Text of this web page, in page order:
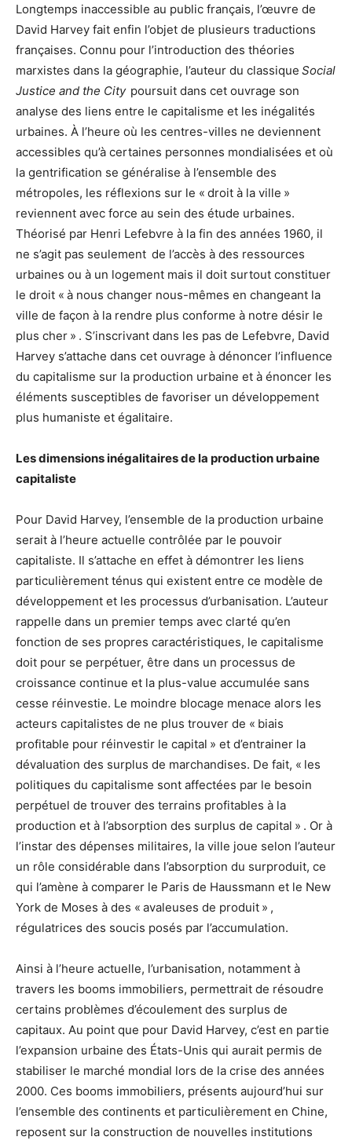
Longtemps inaccessible au public français, l’œuvre de
David Harvey fait enfin l’objet de plusieurs traductions
françaises. Connu pour l’introduction des théories
marxistes dans la géographie, l’auteur du classique Social
Justice and the City poursuit dans cet ouvrage son
analyse des liens entre le capitalisme et les inégalités
urbaines. À l’heure où les centres-villes ne deviennent
accessibles qu’à certaines personnes mondialisées et où
la gentrification se généralise à l’ensemble des
métropoles, les réflexions sur le « droit à la ville »
reviennent avec force au sein des étude urbaines.
Théorisé par Henri Lefebvre à la fin des années 1960, il
ne s’agit pas seulement de l’accès à des ressources
urbaines ou à un logement mais il doit surtout constituer
le droit « à nous changer nous-mêmes en changeant la
ville de façon à la rendre plus conforme à notre désir le
plus cher » . S’inscrivant dans les pas de Lefebvre, David
Harvey s’attache dans cet ouvrage à dénoncer l’influence
du capitalisme sur la production urbaine et à énoncer les
éléments susceptibles de favoriser un développement
plus humaniste et égalitaire.
Les dimensions inégalitaires de la production urbaine
capitaliste
Pour David Harvey, l’ensemble de la production urbaine
serait à l’heure actuelle contrôlée par le pouvoir
capitaliste. Il s’attache en effet à démontrer les liens
particulièrement ténus qui existent entre ce modèle de
développement et les processus d’urbanisation. L’auteur
rappelle dans un premier temps avec clarté qu’en
fonction de ses propres caractéristiques, le capitalisme
doit pour se perpétuer, être dans un processus de
croissance continue et la plus-value accumulée sans
cesse réinvestie. Le moindre blocage menace alors les
acteurs capitalistes de ne plus trouver de « biais
profitable pour réinvestir le capital » et d’entrainer la
dévaluation des surplus de marchandises. De fait, « les
politiques du capitalisme sont affectées par le besoin
perpétuel de trouver des terrains profitables à la
production et à l’absorption des surplus de capital » . Or à
l’instar des dépenses militaires, la ville joue selon l’auteur
un rôle considérable dans l’absorption du surproduit, ce
qui l’amène à comparer le Paris de Haussmann et le New
York de Moses à des « avaleuses de produit » ,
régulatrices des soucis posés par l’accumulation.
Ainsi à l’heure actuelle, l’urbanisation, notamment à
travers les booms immobiliers, permettrait de résoudre
certains problèmes d’écoulement des surplus de
capitaux. Au point que pour David Harvey, c’est en partie
l’expansion urbaine des États-Unis qui aurait permis de
stabiliser le marché mondial lors de la crise des années
2000. Ces booms immobiliers, présents aujourd’hui sur
l’ensemble des continents et particulièrement en Chine,
reposent sur la construction de nouvelles institutions